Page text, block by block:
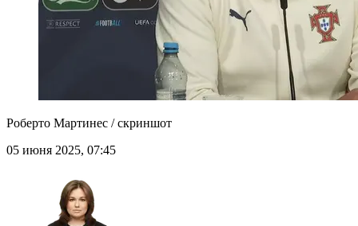
Роберто Мартинес / скриншот
05 июня 2025, 07:45